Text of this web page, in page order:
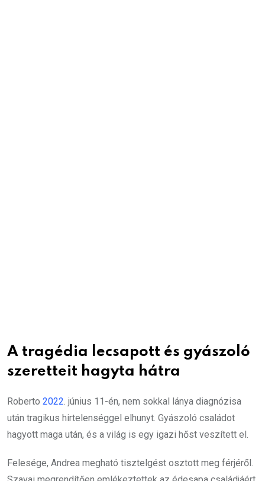
A tragédia lecsapott és gyászoló
szeretteit hagyta hátra
Roberto 2022 . június 11-én, nem sokkal lánya diagnózisa
után tragikus hirtelenséggel elhunyt. Gyászoló családot
hagyott maga után, és a világ is egy igazi hőst veszített el.
Felesége, Andrea megható tisztelgést osztott meg férjéről.